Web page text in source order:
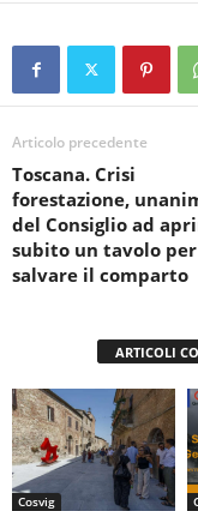
c
b
o
o
k
tt
at
s
A
p
Articolo precedente
Toscana. Crisi
forestazione,
del Consiglio ad
subito un tavolo per
salvare il comparto
ARTICOLI
Cosvig